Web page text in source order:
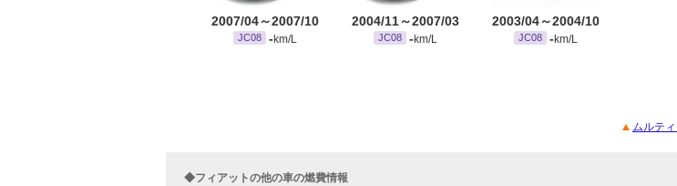
2007/04～2007/10
JC08 - km/L
2004/11～2007/03
JC08 - km/L
2003/04～2004/10
JC08 - km/L
ムルテ
◆フィアットの他の車の燃費情報